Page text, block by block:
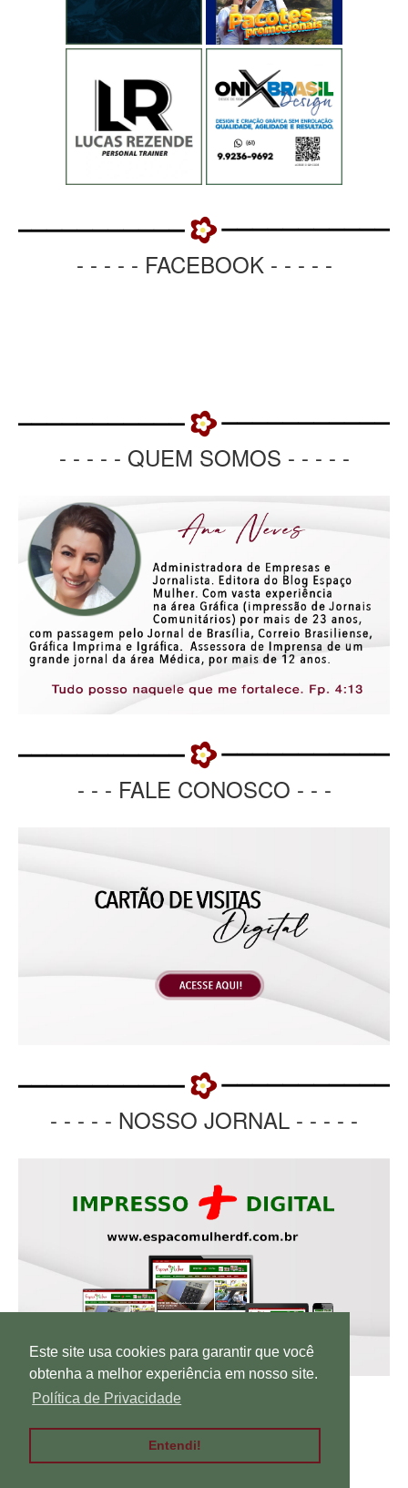
Este site usa cookies para garantir que você
obtenha a melhor experiência em nosso site.
Política de Privacidade
Entendi!
- - - - - FACEBOOK - - - - -
- - - - - QUEM SOMOS - - - - -
- - - FALE CONOSCO - - -
- - - - - NOSSO JORNAL - - - - -
HOME SOBRE CONTATO
CARTÃO DIGITAL
POLÍTICA DE PRIVACIDADE